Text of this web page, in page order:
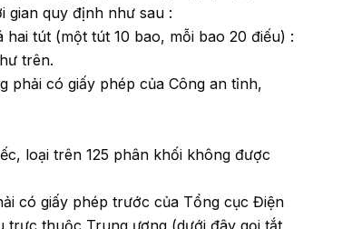
gian quy định như sau :
tút (một tút 10 bao, mỗi bao 20 điếu) :
trên.
phải có giấy phép của Công an tỉnh,
loại trên 125 phân khối không được
có giấy phép trước của Tổng cục Điện